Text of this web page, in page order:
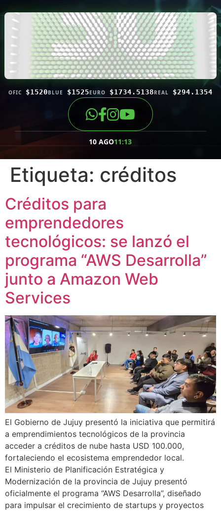
OFIC $1520BLUE $1525EURO $1734.5138REAL $294.1354
10 AGO11:13
Etiqueta: créditos
Créditos para
emprendedores
tecnológicos: se lanzó el
programa “AWS Desarrolla”
junto a Amazon Web
Services
El Gobierno de Jujuy presentó la iniciativa que permitirá
a emprendimientos tecnológicos de la provincia
acceder a créditos de nube hasta USD 100.000,
fortaleciendo el ecosistema emprendedor local.
El Ministerio de Planificación Estratégica y
Modernización de la provincia de Jujuy presentó
oficialmente el programa “AWS Desarrolla”, diseñado
para impulsar el crecimiento de startups y proyectos